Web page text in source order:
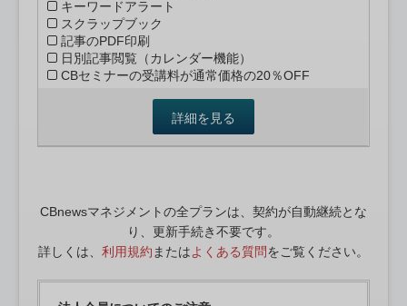
キーワードアラート
スクラップブック
記事のPDF印刷
日別記事閲覧（カレンダー機能）
CBセミナーの受講料が通常価格の20％OFF
詳細を見る
CBnewsマネジメントの全プランは、契約が自動継続とな
り、更新手続き不要です。
詳しくは、 利用規約 またはよくある質問をご覧ください。